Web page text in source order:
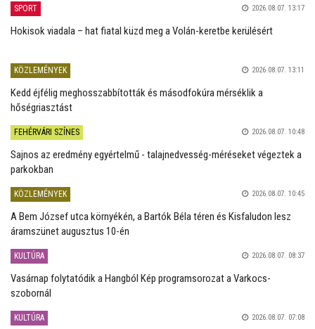
SPORT 2026.08.07. 13:17
Hokisok viadala – hat fiatal küzd meg a Volán-keretbe kerülésért
KÖZLEMÉNYEK 2026.08.07. 13:11
Kedd éjfélig meghosszabbították és másodfokúra mérséklik a
hőségriasztást
FEHÉRVÁRI SZÍNES 2026.08.07. 10:48
Sajnos az eredmény egyértelmű - talajnedvesség-méréseket végeztek a
parkokban
KÖZLEMÉNYEK 2026.08.07. 10:45
A Bem József utca környékén, a Bartók Béla téren és Kisfaludon lesz
áramszünet augusztus 10-én
KULTÚRA 2026.08.07. 08:37
Vasárnap folytatódik a Hangból Kép programsorozat a Varkocs-
szobornál
KULTÚRA 2026.08.07. 07:08